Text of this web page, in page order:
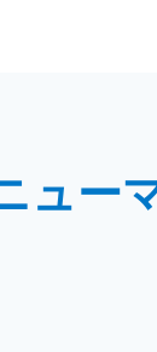
ュー